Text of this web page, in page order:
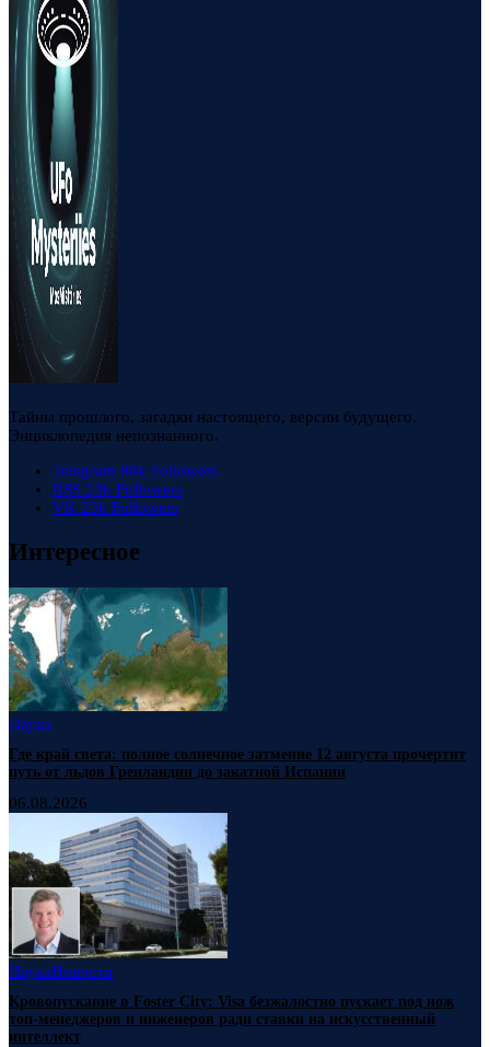
Тайны прошлого, загадки настоящего, версии будущего.
Энциклопедия непознанного.
Telegram 88k Followers
RSS 23k Followers
VK 23k Followers
Интересное
Наука
Где край света: полное солнечное затмение 12 августа прочертит
путь от льдов Гренландии до закатной Испании
06.08.2026
НаукаНовости
Кровопускание в Foster City: Visa безжалостно пускает под нож
топ-менеджеров и инженеров ради ставки на искусственный
интеллект